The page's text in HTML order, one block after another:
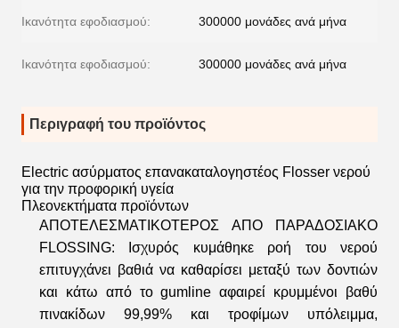
Ικανότητα εφοδιασμού: 300000 μονάδες ανά μήνα
Ικανότητα εφοδιασμού: 300000 μονάδες ανά μήνα
Περιγραφή του προϊόντος
Electric ασύρματος επανακαταλογηστέος Flosser νερού
για την προφορική υγεία
Πλεονεκτήματα προϊόντων
ΑΠΟΤΕΛΕΣΜΑΤΙΚΟΤΕΡΟΣ ΑΠΟ ΠΑΡΑΔΟΣΙΑΚΟ
FLOSSING: Ισχυρός κυμάθηκε ροή του νερού
επιτυγχάνει βαθιά να καθαρίσει μεταξύ των δοντιών
και κάτω από το gumline αφαιρεί κρυμμένοι βαθύ
πινακίδων 99,99% και τροφίμων υπόλειμμα,